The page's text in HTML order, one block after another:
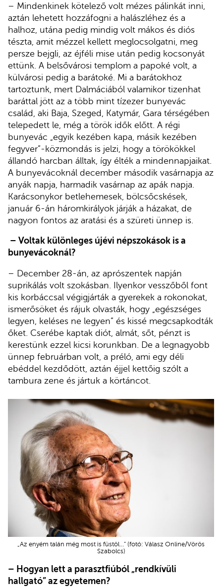
– Mindenkinek kötelező volt mézes pálinkát inni,
aztán lehetett hozzáfogni a halászléhez és a
halhoz, utána pedig mindig volt mákos és diós
tészta, amit mézzel kellett meglocsolgatni, meg
persze bejgli, az éjféli mise után pedig kocsonyát
ettünk. A belsővárosi templom a papoké volt, a
külvárosi pedig a barátoké. Mi a barátokhoz
tartoztunk, mert Dalmáciából valamikor tizenhat
baráttal jött az a több mint tízezer bunyevác
család, aki Baja, Szeged, Katymár, Gara térségében
telepedett le, még a török idők előtt. A régi
bunyevác „egyik kezében kapa, másik kezében
fegyver”-közmondás is jelzi, hogy a törökökkel
állandó harcban álltak, így élték a mindennapjaikat.
A bunyevácoknál december második vasárnapja az
anyák napja, harmadik vasárnap az apák napja.
Karácsonykor betlehemesek, bölcsőcskések,
január 6-án háromkirályok járják a házakat, de
nagyon fontos az aratási és a szüreti ünnep is.
– Voltak különleges újévi népszokások is a
bunyevácoknál?
– December 28-án, az aprószentek napján
suprikálás volt szokásban. Ilyenkor vesszőből font
kis korbáccsal végigjárták a gyerekek a rokonokat,
ismerősöket és rájuk olvasták, hogy „egészséges
legyen, keléses ne legyen” és kissé megcsapkodták
őket. Cserébe kaptak diót, almát, sőt, pénzt is
kerestünk ezzel kicsi korunkban. De a legnagyobb
ünnep februárban volt, a préló, ami egy déli
ebéddel kezdődött, aztán éjjel kettőig szólt a
tambura zene és jártuk a körtáncot.
„Az enyém talán még most is füstöl…” (fotó: Válasz Online/Vörös
Szabolcs)
– Hogyan lett a parasztfiúból „rendkívüli
hallgató” az egyetemen?